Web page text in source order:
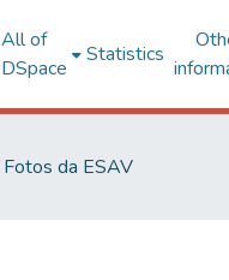
All of
DSpace
Statistics
Fotos da ESAV